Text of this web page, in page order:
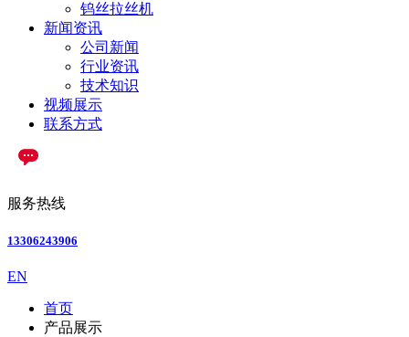
钨丝拉丝机
新闻资讯
公司新闻
行业资讯
技术知识
视频展示
联系方式
服务热线
13306243906
EN
首页
产品展示